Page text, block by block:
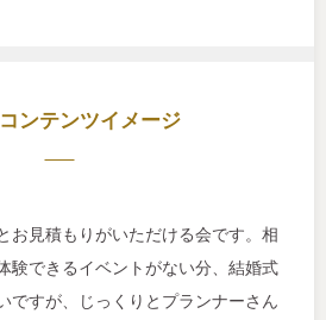
ンテンツイメージ
お見積もりがいただける会です。相
験できるイベントがない分、結婚式
ですが、じっくりとプランナーさん